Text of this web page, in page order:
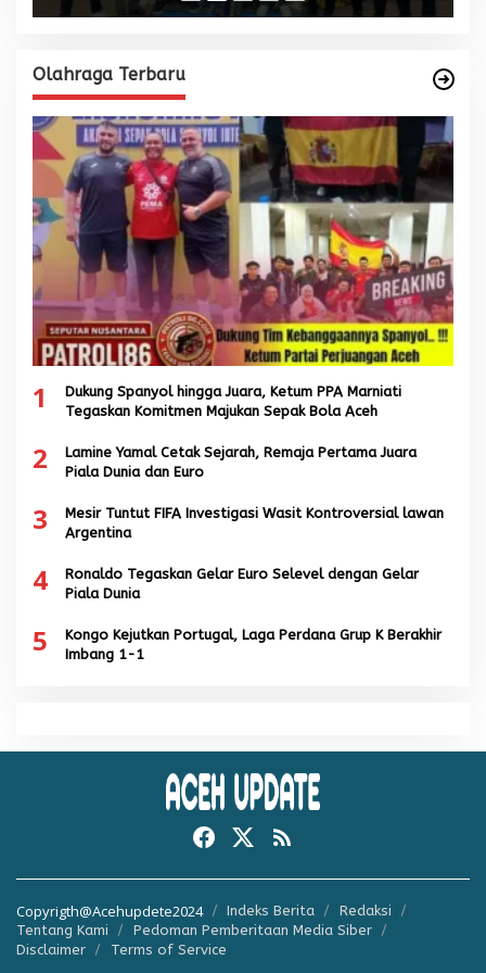
Olahraga Terbaru
1
Dukung Spanyol hingga Juara, Ketum PPA Marniati
Tegaskan Komitmen Majukan Sepak Bola Aceh
2
Lamine Yamal Cetak Sejarah, Remaja Pertama Juara
Piala Dunia dan Euro
3
Mesir Tuntut FIFA Investigasi Wasit Kontroversial lawan
Argentina
4
Ronaldo Tegaskan Gelar Euro Selevel dengan Gelar
Piala Dunia
5
Kongo Kejutkan Portugal, Laga Perdana Grup K Berakhir
Imbang 1-1
Copyrigth@Acehupdete2024 Indeks Berita
Redaksi
Tentang Kami
Pedoman Pemberitaan Media Siber
Disclaimer
Terms of Service